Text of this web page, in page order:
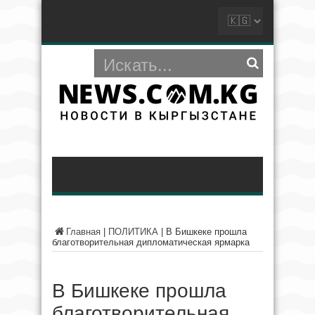
Главная ПОЛИТИКА
В Бишкеке прошла
благотворительная дипломатическая ярмарка
В Бишкеке прошла